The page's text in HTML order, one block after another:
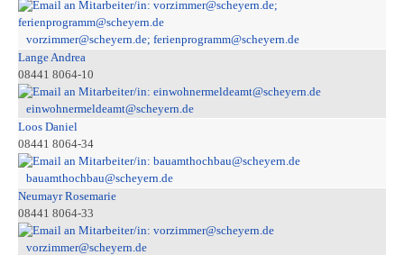
vorzimmer@scheyern.de; ferienprogramm@scheyern.de
Lange Andrea
08441 8064-10
einwohnermeldeamt@scheyern.de
Loos Daniel
08441 8064-34
bauamthochbau@scheyern.de
Neumayr Rosemarie
08441 8064-33
vorzimmer@scheyern.de